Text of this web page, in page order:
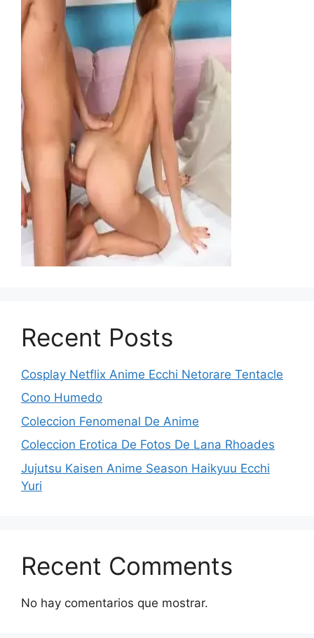
Recent Posts
Cosplay Netflix Anime Ecchi Netorare Tentacle
Cono Humedo
Coleccion Fenomenal De Anime
Coleccion Erotica De Fotos De Lana Rhoades
Jujutsu Kaisen Anime Season Haikyuu Ecchi
Yuri
Recent Comments
No hay comentarios que mostrar.